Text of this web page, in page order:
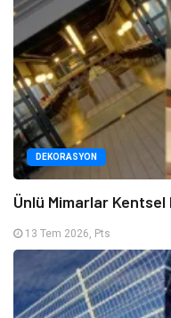
DEKORASYON
Ünlü Mimarlar Kentsel
13 Tem 2026, Pts